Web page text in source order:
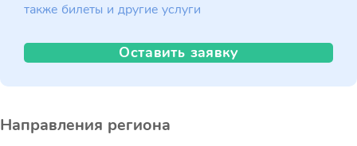
также билеты и другие услуги
Оставить заявку
Направления региона